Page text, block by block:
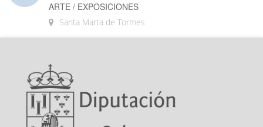
ARTE / EXPOSICIONES
Santa Marta de Tormes